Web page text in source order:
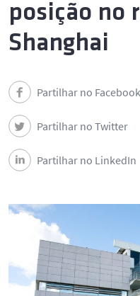
posição no
Shanghai
Partilhar no Facebook
Partilhar no Twitter
Partilhar no LinkedIn